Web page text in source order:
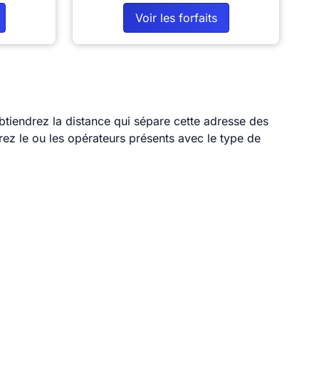
Voir les forfaits
la distance qui sépare cette adresse des
le ou les opérateurs présents avec le type de